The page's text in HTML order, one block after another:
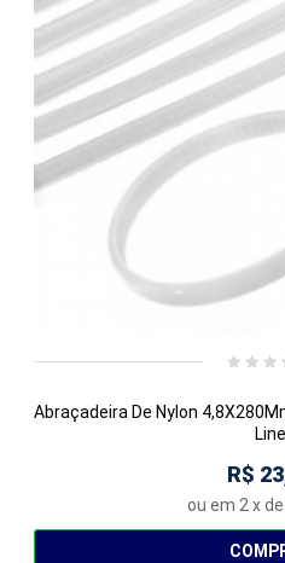
Abraçadeira De Nylon
Line
R$
ou em 2x de